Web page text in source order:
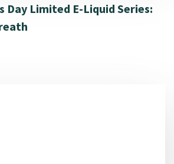
Day Limited E-Liquid Series: